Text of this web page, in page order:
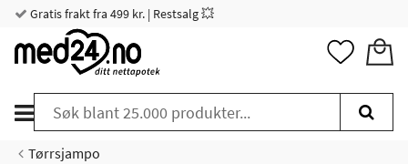
Gratis frakt fra 499 kr. | Restsalg 💥
Tørrsjampo